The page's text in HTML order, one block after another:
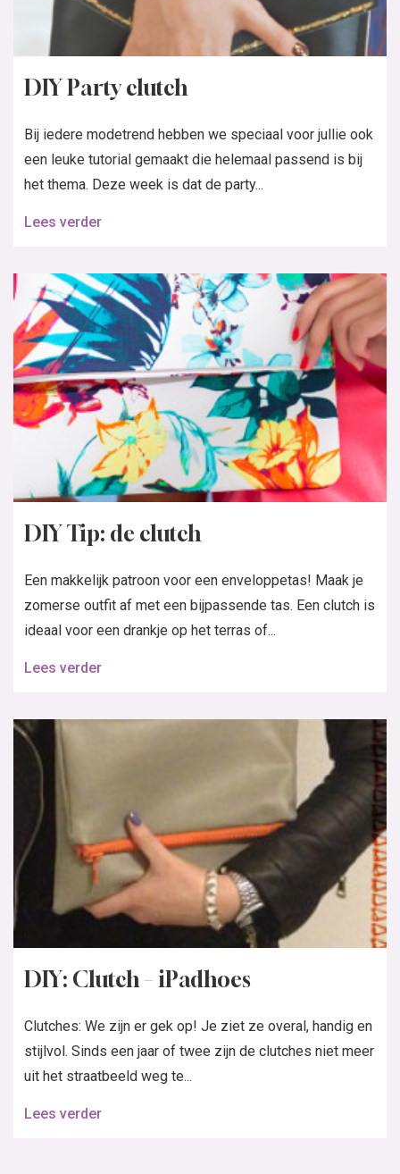
DIY Party clutch
Bij iedere modetrend hebben we speciaal voor jullie ook
een leuke tutorial gemaakt die helemaal passend is bij
het thema. Deze week is dat de party...
Lees verder
DIY Tip: de clutch
Een makkelijk patroon voor een enveloppetas! Maak je
zomerse outfit af met een bijpassende tas. Een clutch is
ideaal voor een drankje op het terras of...
Lees verder
DIY: Clutch – iPadhoes
Clutches: We zijn er gek op! Je ziet ze overal, handig en
stijlvol. Sinds een jaar of twee zijn de clutches niet meer
uit het straatbeeld weg te...
Lees verder